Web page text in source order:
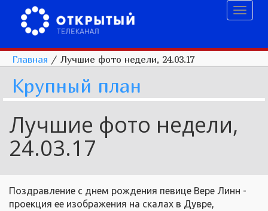
Главная / Лучшие фото недели, 24.03.17
Крупный план
Лучшие фото недели,
24.03.17
Поздравление с днем рождения певице Вере Линн -
проекция ее изображения на скалах в Дувре,